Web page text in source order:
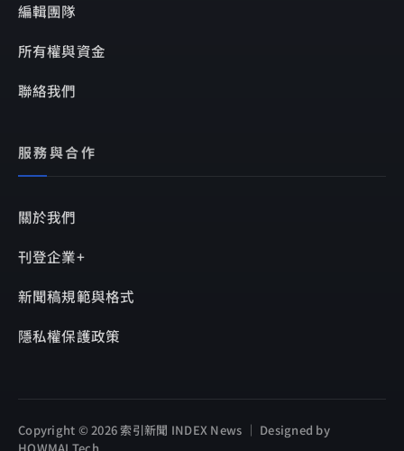
編輯團隊
所有權與資金
聯絡我們
服務與合作
關於我們
刊登企業+
新聞稿規範與格式
隱私權保護政策
Copyright © 2026 索引新聞 INDEX News ｜ Designed by